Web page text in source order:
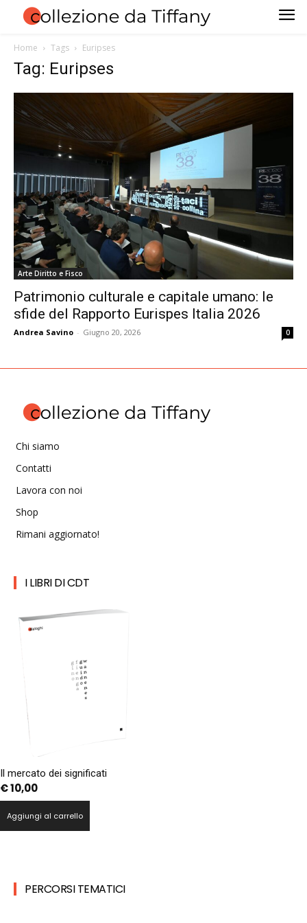
Home Tags Euripses
Tag: Euripses
Arte Diritto e Fisco
Patrimonio culturale e capitale umano: le
sfide del Rapporto Eurispes Italia 2026
Andrea Savino - Giugno 20, 2026 0
Chi siamo
Contatti
Lavora con noi
Shop
Rimani aggiornato!
I LIBRI DI CDT
Il mercato dei significati
€10,00
Aggiungi al carrello
PERCORSI TEMATICI